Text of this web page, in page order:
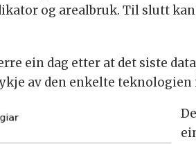
og arealbruk. Til slutt
ein dag etter at det siste
av den enkelte